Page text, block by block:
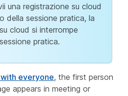
una registrazione su cloud
della sessione pratica, la
cloud si interrompe
pratica.
everyone, the first person
appears in meeting or